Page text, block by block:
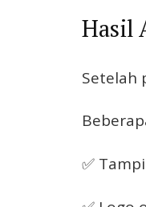
Hasil
Setelah
✅